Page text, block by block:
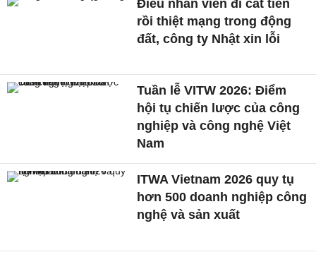
Điều nhân viên đi cất tiền
rồi thiệt mạng trong động
đất, công ty Nhật xin lỗi
Tuần lễ VITW 2026: Điểm
hội tụ chiến lược của công
nghiệp và công nghệ Việt
Nam
ITWA Vietnam 2026 quy tụ
hơn 500 doanh nghiệp công
nghệ và sản xuất